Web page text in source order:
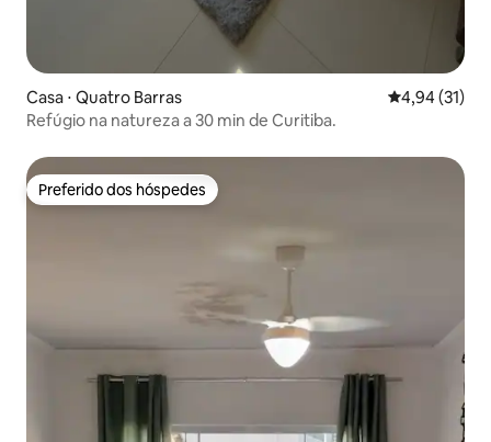
Casa ⋅ Quatro Barras 4,94 de uma
4,94 (31)
Refúgio na natureza a 30 min de Curitiba.
Preferido dos hóspedes
Preferido dos hóspedes